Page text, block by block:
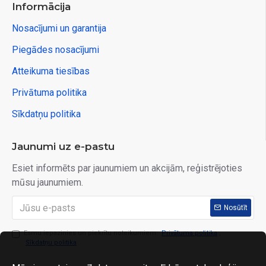
Informācija
Nosacījumi un garantija
Piegādes nosacījumi
Atteikuma tiesības
Privātuma politika
Sīkdatņu politika
Jaunumi uz e-pastu
Esiet informēts par jaunumiem un akcijām, reģistrējoties
mūsu jaunumiem.
Nosūtīt
Esmu iepazinies un piekrītu noteikumiem: Privātuma politika ,
Sīkdatņu politika